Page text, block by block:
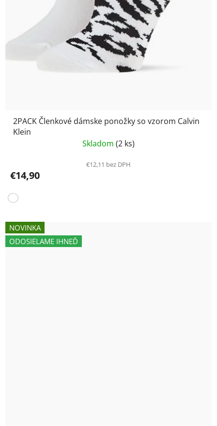
2PACK Členkové dámske ponožky so vzorom Calvin
Klein
Skladom (2 ks)
€12,11 bez DPH
€14,90
NOVINKA
ODOSIELAME IHNEĎ